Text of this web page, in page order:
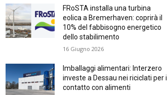
FRoSTA installa una turbina
eolica a Bremerhaven: coprirà il
10% del fabbisogno energetico
dello stabilimento
16 Giugno 2026
Imballaggi alimentari: Interzero
investe a Dessau nei riciclati per il
contatto con alimenti